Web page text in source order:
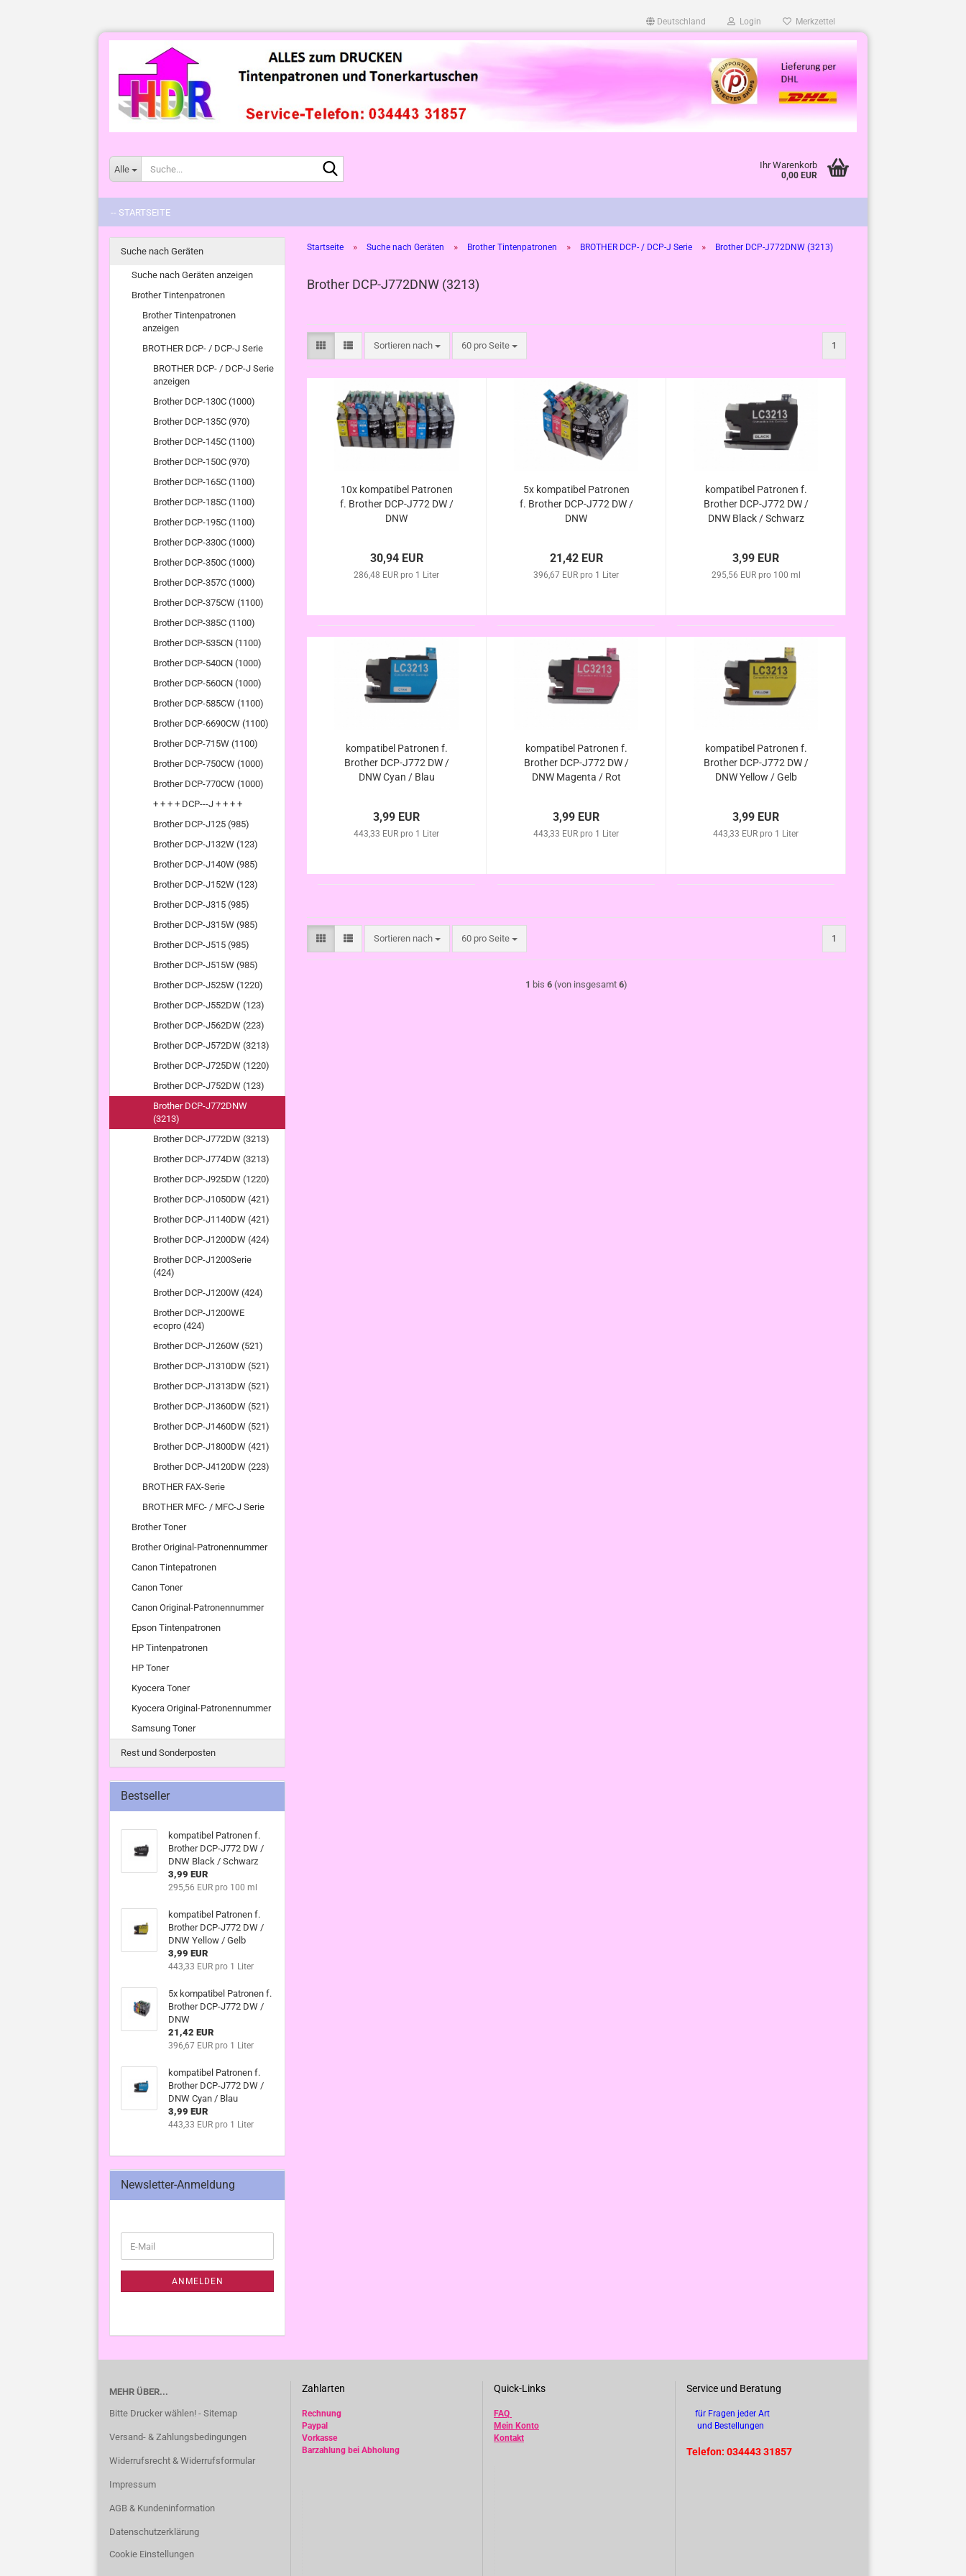
Deutschland Login Merkzettel
Alle Ihr Warenkorb
0,00 EUR
-- STARTSEITE
Startseite » Suche nach Geräten » Brother Tintenpatronen » BROTHER DCP- / DCP-J Serie » Brother DCP-J772DNW (3213)
Brother DCP-J772DNW (3213)
Sortieren nach
Sortieren nach 60 pro Seite
pro Seite 1
10x kompatibel Patronen
f. Brother DCP-J772 DW /
DNW
30,94 EUR
286,48 EUR pro 1 Liter
5x kompatibel Patronen
f. Brother DCP-J772 DW /
DNW
21,42 EUR
396,67 EUR pro 1 Liter
kompatibel Patronen f.
Brother DCP-J772 DW /
DNW Black / Schwarz
3,99 EUR
295,56 EUR pro 100 ml
kompatibel Patronen f.
Brother DCP-J772 DW /
DNW Cyan / Blau
3,99 EUR
443,33 EUR pro 1 Liter
kompatibel Patronen f.
Brother DCP-J772 DW /
DNW Magenta / Rot
3,99 EUR
443,33 EUR pro 1 Liter
kompatibel Patronen f.
Brother DCP-J772 DW /
DNW Yellow / Gelb
3,99 EUR
443,33 EUR pro 1 Liter
Sortieren nach
Sortieren nach 60 pro Seite
pro Seite 1
1 bis 6 (von insgesamt 6)
Suche nach Geräten
Suche nach Geräten anzeigen
Brother Tintenpatronen
Brother Tintenpatronen
anzeigen
BROTHER DCP- / DCP-J Serie
BROTHER DCP- / DCP-J Serie
anzeigen
Brother DCP-130C (1000)
Brother DCP-135C (970)
Brother DCP-145C (1100)
Brother DCP-150C (970)
Brother DCP-165C (1100)
Brother DCP-185C (1100)
Brother DCP-195C (1100)
Brother DCP-330C (1000)
Brother DCP-350C (1000)
Brother DCP-357C (1000)
Brother DCP-375CW (1100)
Brother DCP-385C (1100)
Brother DCP-535CN (1100)
Brother DCP-540CN (1000)
Brother DCP-560CN (1000)
Brother DCP-585CW (1100)
Brother DCP-6690CW (1100)
Brother DCP-715W (1100)
Brother DCP-750CW (1000)
Brother DCP-770CW (1000)
+ + + + DCP---J + + + +
Brother DCP-J125 (985)
Brother DCP-J132W (123)
Brother DCP-J140W (985)
Brother DCP-J152W (123)
Brother DCP-J315 (985)
Brother DCP-J315W (985)
Brother DCP-J515 (985)
Brother DCP-J515W (985)
Brother DCP-J525W (1220)
Brother DCP-J552DW (123)
Brother DCP-J562DW (223)
Brother DCP-J572DW (3213)
Brother DCP-J725DW (1220)
Brother DCP-J752DW (123)
Brother DCP-J772DNW
(3213)
Brother DCP-J772DW (3213)
Brother DCP-J774DW (3213)
Brother DCP-J925DW (1220)
Brother DCP-J1050DW (421)
Brother DCP-J1140DW (421)
Brother DCP-J1200DW (424)
Brother DCP-J1200Serie
(424)
Brother DCP-J1200W (424)
Brother DCP-J1200WE
ecopro (424)
Brother DCP-J1260W (521)
Brother DCP-J1310DW (521)
Brother DCP-J1313DW (521)
Brother DCP-J1360DW (521)
Brother DCP-J1460DW (521)
Brother DCP-J1800DW (421)
Brother DCP-J4120DW (223)
BROTHER FAX-Serie
BROTHER MFC- / MFC-J Serie
Brother Toner
Brother Original-Patronennummer
Canon Tintepatronen
Canon Toner
Canon Original-Patronennummer
Epson Tintenpatronen
HP Tintenpatronen
HP Toner
Kyocera Toner
Kyocera Original-Patronennummer
Samsung Toner
Rest und Sonderposten
Bestseller
kompatibel Patronen f.
Brother DCP-J772 DW /
DNW Black / Schwarz
3,99 EUR
295,56 EUR pro 100 ml
kompatibel Patronen f.
Brother DCP-J772 DW /
DNW Yellow / Gelb
3,99 EUR
443,33 EUR pro 1 Liter
5x kompatibel Patronen f.
Brother DCP-J772 DW /
DNW
21,42 EUR
396,67 EUR pro 1 Liter
kompatibel Patronen f.
Brother DCP-J772 DW /
DNW Cyan / Blau
3,99 EUR
443,33 EUR pro 1 Liter
Newsletter-Anmeldung
ZUR
ANMELDUNG
E-
Mail
ANMELDEN
MEHR ÜBER...
Bitte Drucker wählen! - Sitemap
Versand- & Zahlungsbedingungen
Widerrufsrecht & Widerrufsformular
Impressum
AGB & Kundeninformation
Datenschutzerklärung
Cookie Einstellungen
Zahlarten
Rechnung
Paypal
Vorkasse
Barzahlung bei Abholung
Quick-Links
FAQ
Mein Konto
Kontakt
Service und Beratung
für Fragen jeder Art
und Bestellungen
Telefon: 034443 31857